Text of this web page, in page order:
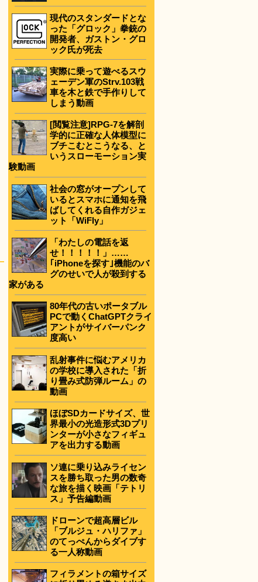
現代のスタンダードとな
った「グロック」拳銃の
開発者、ガストン・グロ
ック氏が死去
実際に乗って遊べるスウ
ェーデン軍のStrv.103戦
車を木と鉄で手作りして
しまう動画
[閲覧注意]RPG-7を解剖
学的に正確な人体模型に
ブチこむとこうなる、と
いうスローモーション実
験動画
社会の窓がオープンして
いるとスマホに通知を飛
ばしてくれる自作ガジェ
ット「WiFly」
「わたしの電話を返
せ！！！！！」……
｢iPhoneを探す｣機能のバ
グのせいで人が殺到する
家がある
80年代の古いポータブル
PCで動くChatGPTクライ
アントがサイバーパンク
度高い
乱射事件に悩むアメリカ
の学校に導入された「折
り畳み式防弾ルーム」の
動画
ほぼSDカードサイズ、世
界最小の光造形式3Dプリ
ンターが小さなフィギュ
アを出力する動画
ソ連に乗り込みライセン
スを勝ち取った男の数奇
な旅を描く映画「テトリ
ス」予告編動画
ドローンで超高層ビル
「ブルジュ・ハリファ」
のてっぺんからダイブす
る一人称動画
フィラメントの箱サイズ